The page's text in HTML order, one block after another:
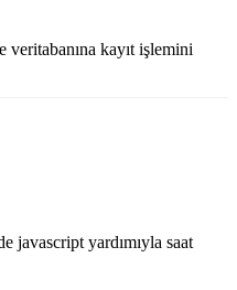
kayıt işlemini
javascript yardımıyla saat